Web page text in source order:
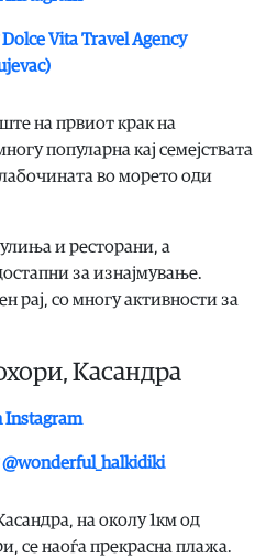
Vita Travel Agency
на првиот крак на
популарна кај семејствата
во морето оди
и ресторани, а
за изнајмување.
рај, со многу активности за
Касандра
Instagram
на околу 1км од
се наоѓа прекрасна плажа.